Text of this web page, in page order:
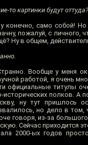
то картинки будут оттуда?
конечно, само собой!
пожалуй, с личного,
Ну в общем,
Вообще у меня
работой, я очень
официальные титулы
полков. А
ну тут пришлось
но дело в
говоря, из-за
Сейчас приходится
2000-ых годов